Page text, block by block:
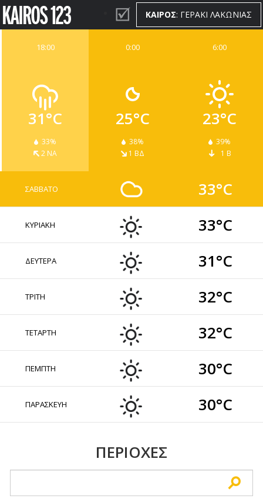
ΚΑΙΡΟΣ: ΓΕΡΑΚΙ ΛΑΚΩΝΙΑΣ
6:00
23°C
39%
1 Β
0:00
25°C
38%
1 ΒΔ
18:00
31°C
33%
2 ΝΑ
ΣΑΒΒΑΤΟ 33°C
ΚΥΡΙΑΚΗ 33°C
ΔΕΥΤΕΡΑ 31°C
ΤΡΙΤΗ 32°C
ΤΕΤΑΡΤΗ 32°C
ΠΕΜΠΤΗ 30°C
ΠΑΡΑΣΚΕΥΗ 30°C
ΠΕΡΙΟΧΕΣ